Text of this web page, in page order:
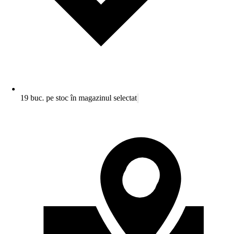
19 buc. pe stoc în magazinul selectat